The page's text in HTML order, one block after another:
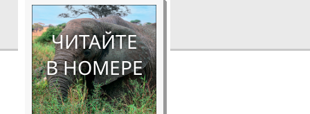
ЧИТАЙТЕ
В НОМЕРЕ